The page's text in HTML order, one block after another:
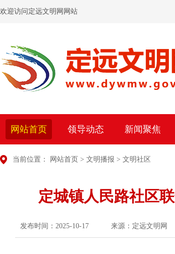
欢迎访问定远文明网网站
网站首页 领导动态 新闻聚焦
当前位置： 网站首页 > 文明播报 > 文明社区
定城镇人民路社区
发布时间：2025-10-17 来源：定远文明网